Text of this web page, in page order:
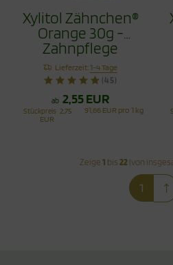
Xylitol Zähnchen®
Orange 30g -
Zahnpflege
Bonbons
Lieferzeit:1-4 Tage
(45)
ab 2,55 EUR
Stückpreis 2,75
EUR
91,66 EUR pro 1 kg
Zeige 1 bis 22(von
1